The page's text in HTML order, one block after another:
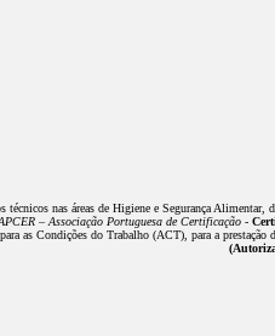
técnicos nas áreas de Higiene e Segurança
– Associação Portuguesa de Certificação -
as Condições do Trabalho (ACT), para a